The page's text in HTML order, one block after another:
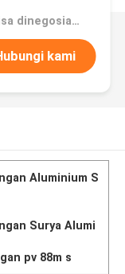
Harga：Bisa dinegosiasikan
kami
Aluminium S
Surya Alumi
pv 88m s